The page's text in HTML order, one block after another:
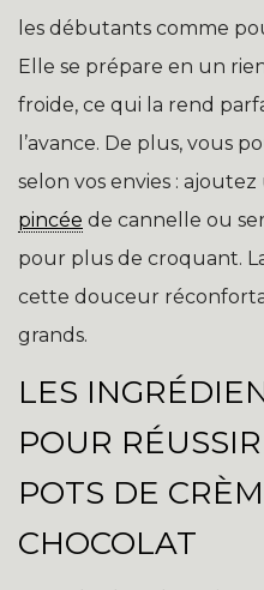
les débutants comme
Elle se prépare en un
froide, ce qui la rend
l’avance. De plus, vous
selon vos envies :
pincée de cannelle ou
pour plus de croquant.
cette douceur
grands.
LES
POUR
POTS DE
CHOCOLAT